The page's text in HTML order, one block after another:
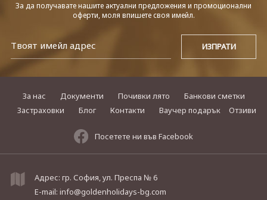
За да получавате нашите актуални предложения и промоционални
оферти, моля впишете своя имейл.
За нас Документи Почивки лято
Банкови сметки
Застраховки
Блог Контакти Ваучер подарък Отзиви
Посетете ни във Facebook
Адрес: гр. София, ул. Преспа № 6
E-mail: info@goldenholidays-bg.com